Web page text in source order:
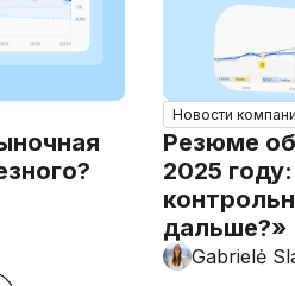
Новости
Резюме
2025
дальше?»
Gabrielė